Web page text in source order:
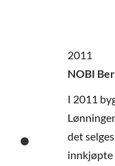
2011
NOBI
I 2011
det
innkjøpte